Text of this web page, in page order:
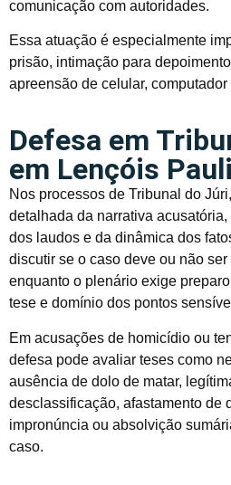
comunicação com autoridades.
Essa atuação é especialmente
prisão, intimação para
apreensão de celular,
Defesa em
em Lençóis
Nos processos de Tribunal do
detalhada da narrativa
dos laudos e da dinâmica dos
discutir se o caso deve ou não
enquanto o plenário exige
tese e domínio dos pontos
Em acusações de homicídio ou
defesa pode avaliar teses como
ausência de dolo de matar,
desclassificação, afastamento de
impronúncia ou absolvição
caso.